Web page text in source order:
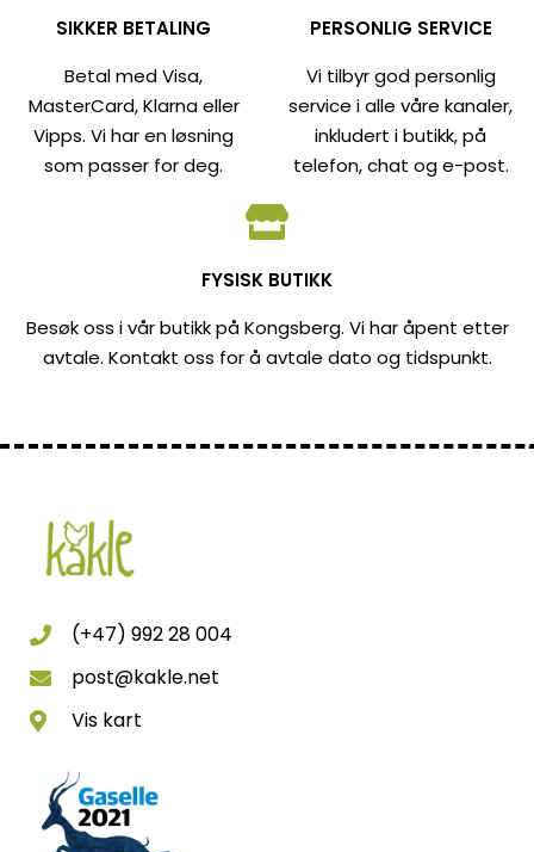
SIKKER BETALING
Betal med Visa,
MasterCard, Klarna eller
Vipps. Vi har en løsning
som passer for deg.
PERSONLIG SERVICE
Vi tilbyr god personlig
service i alle våre kanaler,
inkludert i butikk, på
telefon, chat og e-post.
FYSISK BUTIKK
Besøk oss i vår butikk på Kongsberg. Vi har åpent etter
avtale. Kontakt oss for å avtale dato og tidspunkt.
(+47) 992 28 004
post@kakle.net
Vis kart